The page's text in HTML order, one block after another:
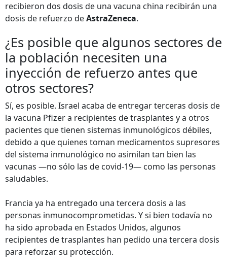
recibieron dos dosis de una vacuna china recibirán una
dosis de refuerzo deAstraZeneca.
¿Es posible que algunos sectores de
la población necesiten una
inyección de refuerzo antes que
otros sectores?
Sí, es posible. Israel acaba de entregar terceras dosis de
la vacuna Pfizer a recipientes de trasplantes y a otros
pacientes que tienen sistemas inmunológicos débiles,
debido a que quienes toman medicamentos supresores
del sistema inmunológico no asimilan tan bien las
vacunas —no sólo las de covid-19— como las personas
saludables.
Francia ya ha entregado una tercera dosis a las
personas inmunocomprometidas. Y si bien todavía no
ha sido aprobada en Estados Unidos, algunos
recipientes de trasplantes han pedido una tercera dosis
para reforzar su protección.